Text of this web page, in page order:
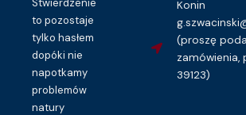
to pozostaje
tylko hasłem
dopóki nie
napotkamy
problemów
natury
Konin
(proszę
zamówienia,
39123)